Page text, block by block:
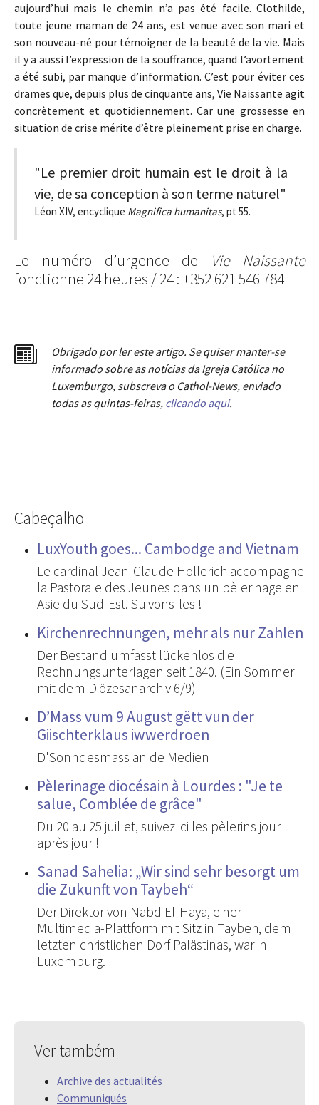
aujourd’hui mais le chemin n’a pas été facile. Clothilde,
toute jeune maman de 24 ans, est venue avec son mari et
son nouveau-né pour témoigner de la beauté de la vie. Mais
il y a aussi l’expression de la souffrance, quand l’avortement
a été subi, par manque d’information. C’est pour éviter ces
drames que, depuis plus de cinquante ans, Vie Naissante agit
concrètement et quotidiennement. Car une grossesse en
situation de crise mérite d’être pleinement prise en charge.
"Le premier droit humain est le droit à la
vie, de sa conception à son terme naturel"
Léon XIV, encyclique Magnifica humanitas, pt 55.
Le numéro d’urgence de
Vie Naissante
fonctionne 24 heures / 24 : +352 621 546 784
Obrigado por ler este artigo. Se quiser manter-se
informado sobre as notícias da Igreja Católica no
Luxemburgo, subscreva o Cathol-News, enviado
todas as quintas-feiras, clicando aqui.
Cabeçalho
LuxYouth goes... Cambodge and Vietnam
Le cardinal Jean-Claude Hollerich accompagne
la Pastorale des Jeunes dans un pèlerinage en
Asie du Sud-Est. Suivons-les !
Kirchenrechnungen, mehr als nur Zahlen
Der Bestand umfasst lückenlos die
Rechnungsunterlagen seit 1840. (Ein Sommer
mit dem Diözesanarchiv 6/9)
D’Mass vum 9 August gëtt vun der
Giischterklaus iwwerdroen
D'Sonndesmass an de Medien
Pèlerinage diocésain à Lourdes : "Je te
salue, Comblée de grâce"
Du 20 au 25 juillet, suivez ici les pèlerins jour
après jour !
Sanad Sahelia: „Wir sind sehr besorgt um
die Zukunft von Taybeh“
Der Direktor von Nabd El-Haya, einer
Multimedia-Plattform mit Sitz in Taybeh, dem
letzten christlichen Dorf Palästinas, war in
Luxemburg.
Ver também
Archive des actualités
Communiqués